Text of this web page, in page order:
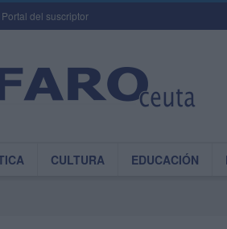
Portal del suscriptor
CULTURA EDUCACIÓN